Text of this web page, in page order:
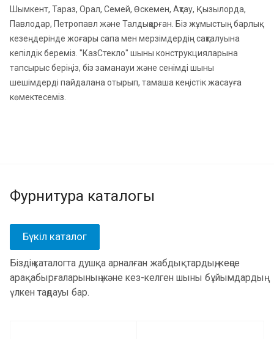
Шымкент, Тараз, Орал, Семей, Өскемен, Ақтау, Қызылорда,
Павлодар, Петропавл және Талдықорған. Біз жұмыстың барлық
кезеңдерінде жоғары сапа мен мерзімдердің сақталуына
кепілдік береміз. "КазСтекло" шыны конструкцияларына
тапсырыс беріңіз, біз заманауи және сенімді шыны
шешімдерді пайдалана отырып, тамаша кеңістік жасауға
көмектесеміз.
Фурнитура каталогы
Бүкіл каталог
Біздің каталогта душқа арналған жабдықтардың, кеңсе
арақабырғаларының және кез-келген шыны бұйымдардың
үлкен таңдауы бар.